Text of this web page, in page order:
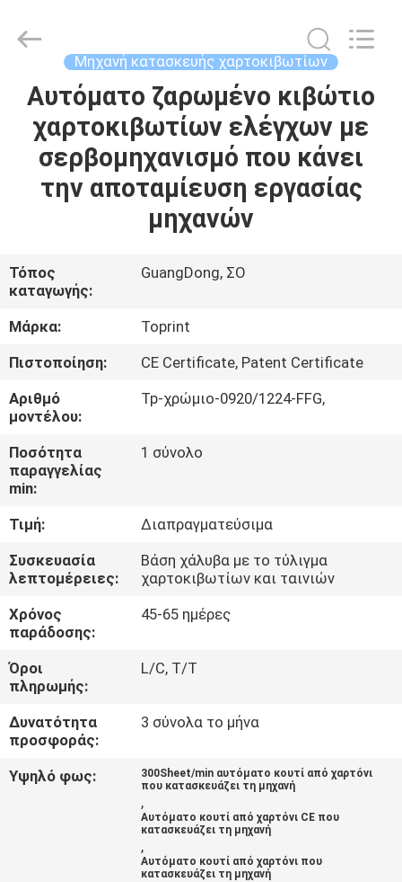
ΣΠΊΤΙ
ΠΡΟΪΌΝΤΑ
ΒΊΝΤΕΟ
ΠΕΡΊΠΟΥ
ΕΜΕΊΣ
ΓΎΡΟΣ
ΕΡΓΟΣΤΑΣΊΩΝ
ΠΟΙΟΤΙΚΌΣ
ΈΛΕΓΧΟΣ
ΜΑΣ
ΕΛΆΤΕ
ΣΕ
ΕΠΑΦΉ
ΜΕ
ΖΗΤΉΣΤΕ
ΈΝΑ
ΑΠΌΣΠΑΣΜΑ
Reserved.
Μηχανή κατασκευής χαρτοκιβωτίων
Αυτόματο ζαρωμένο κιβώτιο
χαρτοκιβωτίων ελέγχων με
σερβομηχανισμό που κάνει
την αποταμίευση εργασίας
μηχανών
Τόπος
καταγωγής:
GuangDong, ΣΟ
Μάρκα:
Toprint
Πιστοποίηση:
CE Certificate, Patent Certificate
Αριθμό
μοντέλου:
Tp-χρώμιο-0920/1224-FFG,
Ποσότητα
παραγγελίας
min:
1 σύνολο
Τιμή:
Διαπραγματεύσιμα
Συσκευασία
λεπτομέρειες:
Βάση χάλυβα με το τύλιγμα
χαρτοκιβωτίων και ταινιών
Χρόνος
παράδοσης:
45-65 ημέρες
Όροι
πληρωμής:
L/C, T/T
Δυνατότητα
προσφοράς:
3 σύνολα το μήνα
Υψηλό φως:
300Sheet/min αυτόματο κουτί από χαρτόνι
που κατασκευάζει τη μηχανή
,
Αυτόματο κουτί από χαρτόνι CE που
κατασκευάζει τη μηχανή
,
Αυτόματο κουτί από χαρτόνι που
κατασκευάζει τη μηχανή